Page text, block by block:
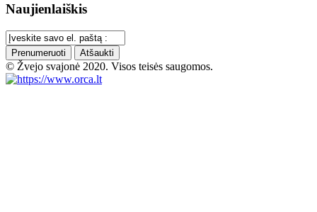
Naujienlaiškis
Prenumeruoti Atšaukti
© Žvejo svajonė 2020. Visos teisės saugomos.